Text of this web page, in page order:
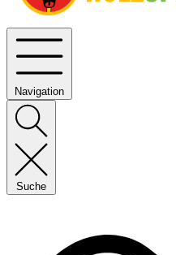
Navigation
Suche